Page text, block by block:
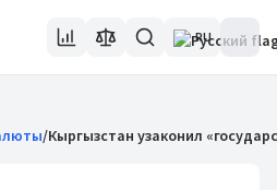
RU
/Кыргызстан узаконил